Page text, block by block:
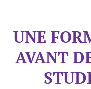
UNE
AVANT